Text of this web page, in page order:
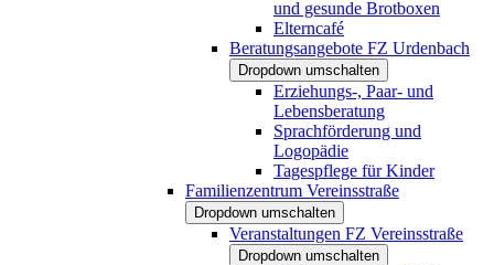
und gesunde Brotboxen
Elterncafé
Beratungsangebote FZ Urdenbach
Dropdown umschalten
Erziehungs-, Paar- und
Lebensberatung
Sprachförderung und
Logopädie
Tagespflege für Kinder
Familienzentrum Vereinsstraße
Dropdown umschalten
Veranstaltungen FZ Vereinsstraße
Dropdown umschalten